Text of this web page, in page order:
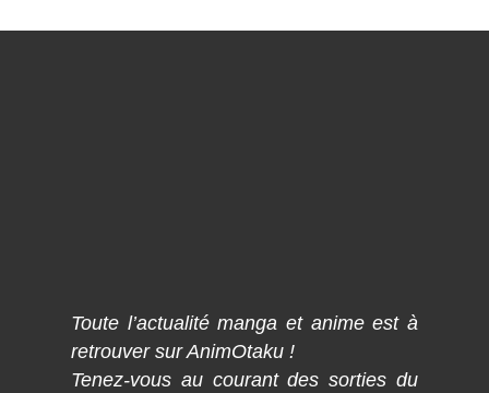
Toute l’actualité manga et anime est à
retrouver sur AnimOtaku !
Tenez-vous au courant des sorties du